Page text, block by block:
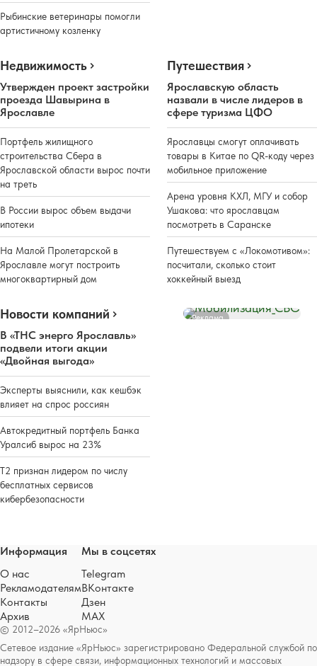
Рыбинские ветеринары помогли
артистичному козленку
Недвижимость
Утвержден проект застройки
проезда Шавырина в
Ярославле
Портфель жилищного
строительства Сбера в
Ярославской области вырос почти
на треть
В России вырос объем выдачи
ипотеки
На Малой Пролетарской в
Ярославле могут построить
многоквартирный дом
Путешествия
Ярославскую область
назвали в числе лидеров в
сфере туризма ЦФО
Ярославцы смогут оплачивать
товары в Китае по QR-коду через
мобильное приложение
Арена уровня КХЛ, МГУ и собор
Ушакова: что ярославцам
посмотреть в Саранске
Путешествуем с «Локомотивом»:
посчитали, сколько стоит
хоккейный выезд
Новости компаний
В «ТНС энерго Ярославль»
подвели итоги акции
«Двойная выгода»
Эксперты выяснили, как кешбэк
влияет на спрос россиян
Автокредитный портфель Банка
Уралсиб вырос на 23%
Т2 признан лидером по числу
бесплатных сервисов
кибербезопасности
Реклама
© 2012–2026 «ЯрНьюс»
Сетевое издание «ЯрНьюс» зарегистрировано Федеральной службой по
надзору в сфере связи, информационных технологий и массовых
Информация
О нас
Рекламодателям
Контакты
Архив
Мы в соцсетях
Telegram
ВКонтакте
Дзен
MAX